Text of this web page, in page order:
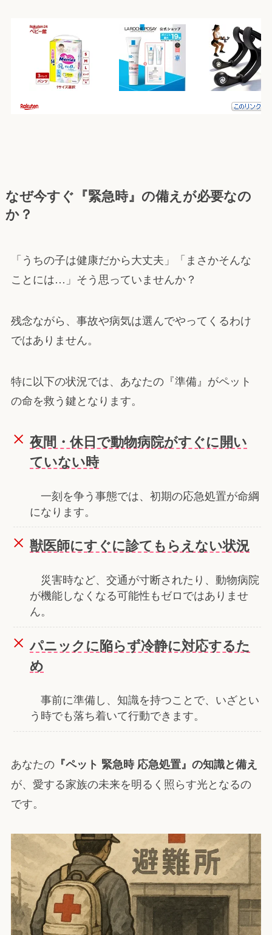
なぜ今すぐ『緊急時』の備えが必要なの
か？
「うちの子は健康だから大丈夫」「まさかそんな
ことには…」そう思っていませんか？
残念ながら、事故や病気は選んでやってくるわけ
ではありません。
特に以下の状況では、あなたの『準備』がペット
の命を救う鍵となります。
夜間・休日で動物病院がすぐに開い
ていない時
一刻を争う事態では、初期の応急処置が命綱
になります。
獣医師にすぐに診てもらえない状況
災害時など、交通が寸断されたり、動物病院
が機能しなくなる可能性もゼロではありませ
ん。
パニックに陥らず冷静に対応するた
め
事前に準備し、知識を持つことで、いざとい
う時でも落ち着いて行動できます。
あなたの『ペット 緊急時 応急処置』の知識と備え
が、愛する家族の未来を明るく照らす光となるの
です。